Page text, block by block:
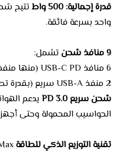
قدرة إجمالية: 500 واط
تتيح
واحد بسرعة فائقة.
9 منافذ شحن
تشمل:
6 منافذ USB-C PD (منها منفذين بقوة تصل حتى 100W).
2 منفذ USB-A سريع (بقدرة تصل حتى 65W و20W).
شحن سريع PD 3.0
يدعم
الحواسيب المحمولة وحتى
تقنية التوزيع الذكي للطاقة